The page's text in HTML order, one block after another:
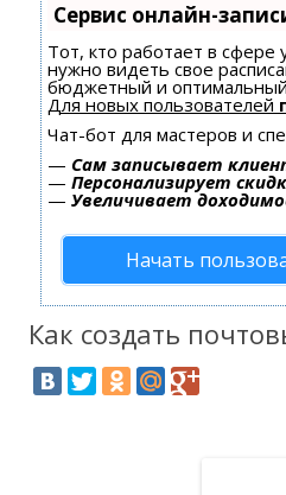
Сервис онлайн-
Тот, кто работает в сфере
нужно видеть свое
бюджетный и
Для новых пользователей
Чат-бот для мастеров и
— Сам записывает
— Персонализирует
— Увеличивает
Начать
Как создать